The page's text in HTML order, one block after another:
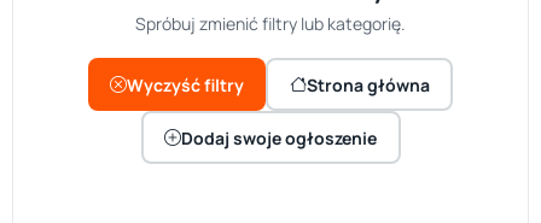
Spróbuj zmienić filtry lub kategorię.
Wyczyść filtry Strona główna
Dodaj swoje ogłoszenie